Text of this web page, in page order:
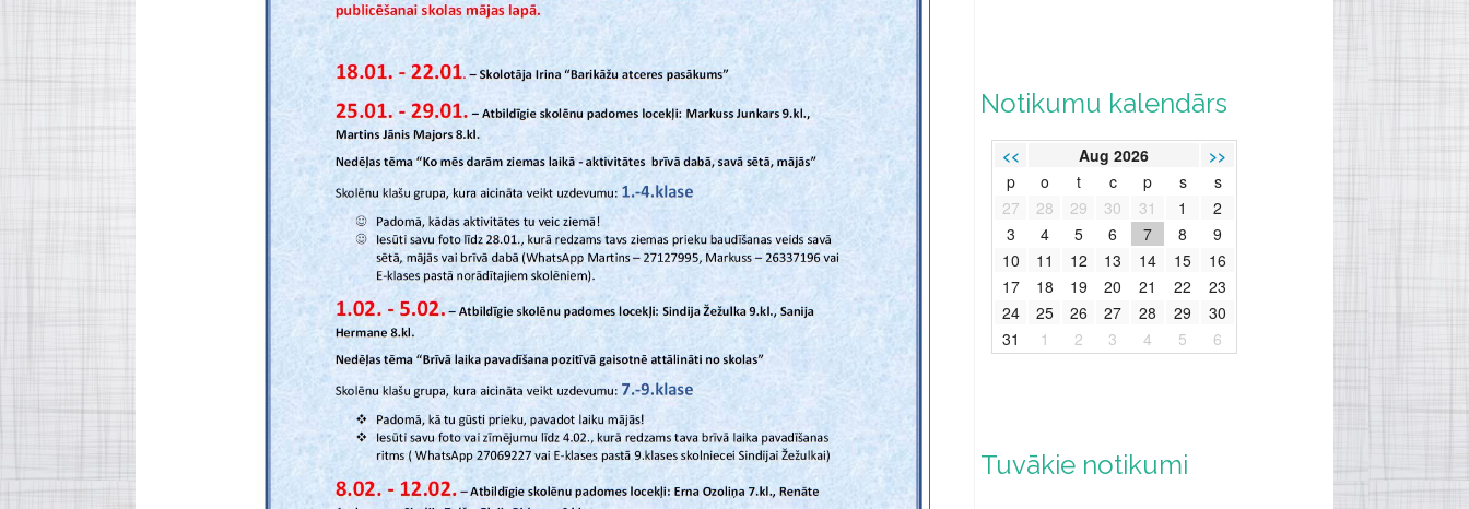
Notikumu kalendārs
<< Aug 2026
>>
p
o t c p s
s
27
28 29 30 31 1
2
3
4 5 6 7 8
9
10
11 12 13 14 15
16
17
18 19 20 21 22
23
24
25 26 27 28 29
30
31
1 2 3 4 5 6
Tuvākie notikumi